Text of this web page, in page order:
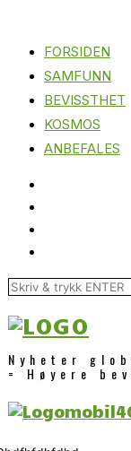
FORSIDEN
SAMFUNN
BEVISSTHET
KOSMOS
ANBEFALES
Nyheter
= Høyere